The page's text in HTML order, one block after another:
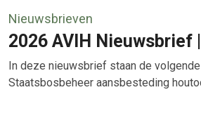
Nieuwsbrieven
2026 AVIH Nieuwsbrief
In deze nieuwsbrief staan de
Staatsbosbeheer aansbesteding